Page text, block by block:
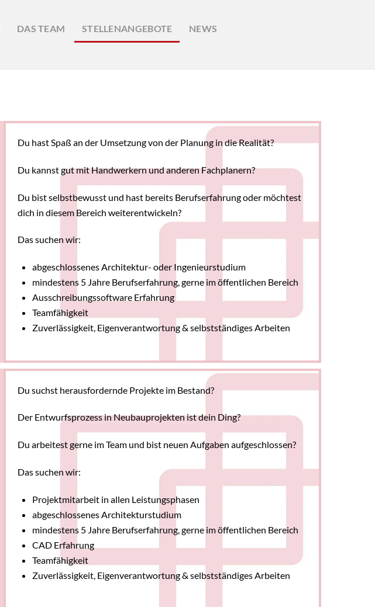
DAS TEAM STELLENANGEBOTE NEWS
Du hast Spaß an der Umsetzung von der Planung in die Realität?
Du kannst gut mit Handwerkern und anderen Fachplanern?
Du bist selbstbewusst und hast bereits Berufserfahrung oder möchtest
dich in diesem Bereich weiterentwickeln?
Das suchen wir:
abgeschlossenes Architektur- oder Ingenieurstudium
mindestens 5 Jahre Berufserfahrung, gerne im öffentlichen Bereich
Ausschreibungssoftware Erfahrung
Teamfähigkeit
Zuverlässigkeit, Eigenverantwortung & selbstständiges Arbeiten
Du suchst herausfordernde Projekte im Bestand?
Der Entwurfsprozess in Neubauprojekten ist dein Ding?
Du arbeitest gerne im Team und bist neuen Aufgaben aufgeschlossen?
Das suchen wir:
Projektmitarbeit in allen Leistungsphasen
abgeschlossenes Architekturstudium
mindestens 5 Jahre Berufserfahrung, gerne im öffentlichen Bereich
CAD Erfahrung
Teamfähigkeit
Zuverlässigkeit, Eigenverantwortung & selbstständiges Arbeiten